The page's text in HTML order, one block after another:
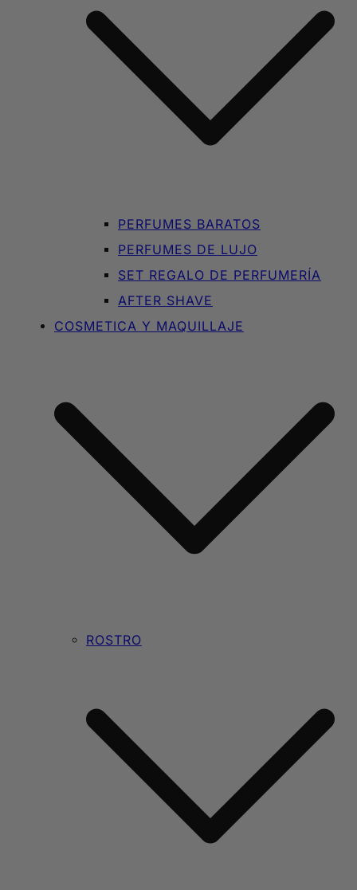
PERFUMES BARATOS
PERFUMES DE LUJO
SET REGALO DE PERFUMERÍA
AFTER SHAVE
COSMETICA Y MAQUILLAJE
ROSTRO